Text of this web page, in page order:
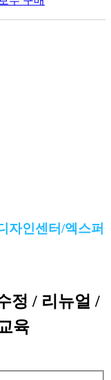
자인센터/엑스퍼
정 / 리뉴얼 /
육